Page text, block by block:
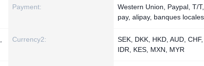
Payment:
Western Union, Paypal, T/
pay, alipay, banques
Currency2:
SEK, DKK, HKD, AUD,
IDR, KES, MXN, MYR